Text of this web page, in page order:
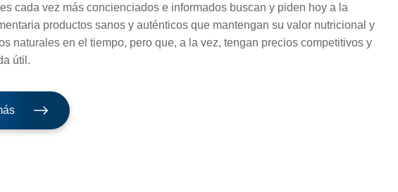
cada vez más concienciados e informados buscan y piden hoy a la
productos sanos y auténticos que mantengan su valor nutricional y
naturales en el tiempo, pero que, a la vez, tengan precios competitivos y
útil.